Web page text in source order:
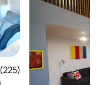
promedio: 4.96 de